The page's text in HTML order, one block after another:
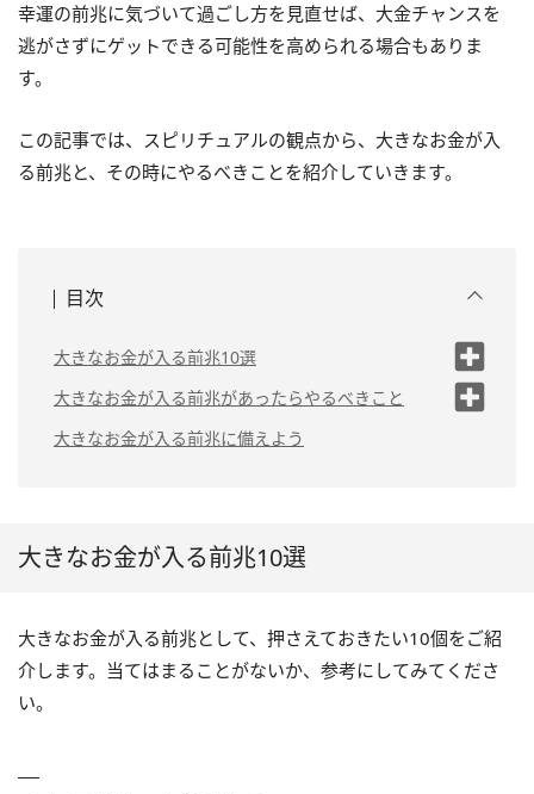
幸運の前兆に気づいて過ごし方を見直せば、大金チャンスを
逃がさずにゲットできる可能性を高められる場合もありま
す。
この記事では、スピリチュアルの観点から、大きなお金が入
る前兆と、その時にやるべきことを紹介していきます。
目次
大きなお金が入る前兆10選
（1）予想外の出費がある
（2）不運な出来事が続く
（5）今までと趣味趣向が変わる
（7）神社の夢を見る
（8）大切な人との別れを経験す
大きなお金が入る前兆があったらやるべきこと
（1）こまめに掃除する
（4）お金が入ったら何をするか願望を具体
化する
る
大きなお金が入る前兆に備えよう
大きなお金が入る前兆10選
大きなお金が入る前兆として、押さえておきたい10個をご紹
介します。当てはまることがないか、参考にしてみてくださ
い。